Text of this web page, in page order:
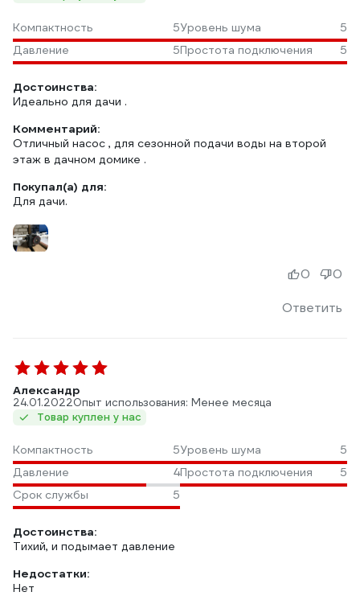
Компактность 5Уровень шума
5
Давление
5Простота подключения 5
Достоинства:
Идеально для дачи .
Комментарий:
Отличный насос , для сезонной подачи воды на второй
этаж в дачном домике .
Покупал(а) для:
Для дачи.
Ответить
0 0
Александр
24.01.2022Опыт использования: Менее месяца
Товар куплен у нас
Компактность 5Уровень шума
5
Давление
4Простота подключения
5
Срок службы
5
Достоинства:
Тихий, и подымает давление
Недостатки:
Нет